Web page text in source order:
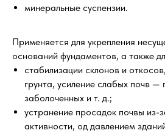
минеральные суспензии.
Применяется для укрепления
оснований фундаментов, а также
стабилизации склонов и
грунта, усиление слабых почв
заболоченных и т. д.;
устранение просадок почвы из-
активности, од давлением